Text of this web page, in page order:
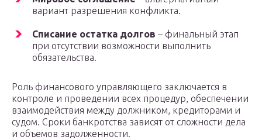
вариант разрешения конфликта.
Списание остатка долгов – финальный этап
при отсутствии возможности выполнить
обязательства.
Роль финансового управляющего заключается в
контроле и проведении всех процедур, обеспечении
взаимодействия между должником, кредиторами и
судом. Сроки банкротства зависят от сложности дела
и объемов задолженности.